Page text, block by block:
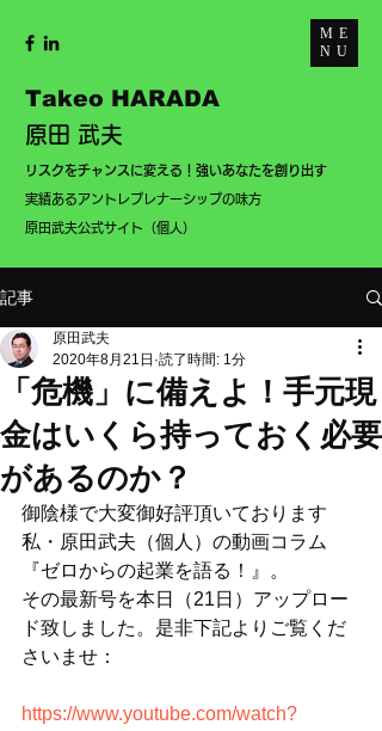
ME
NU
Takeo HARADA
原田 武夫
​リスクをチャンスに変える！強いあなたを創り出す
実績あるアントレプレナーシップの味方
​ ​原田武夫公式サイト（個人）
記事
「危機」に備えよ！手元現
金はいくら持っておく必要
があるのか？
原田武夫
2020年8月21日 読了時間: 1分
御陰様で大変御好評頂いております
私・原田武夫（個人）の動画コラム
『ゼロからの起業を語る！』。
その最新号を本日（21日）アップロー
ド致しました。是非下記よりご覧くだ
さいませ：
https://www.youtube.com/watch?